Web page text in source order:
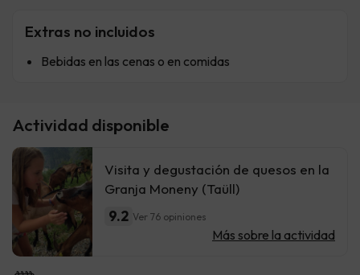
Extras no incluidos
Bebidas en las cenas o en comidas
Actividad disponible
Visita y degustación de quesos en la
Granja Moneny (Taüll)
9.2 Ver 76 opiniones
Más sobre la actividad